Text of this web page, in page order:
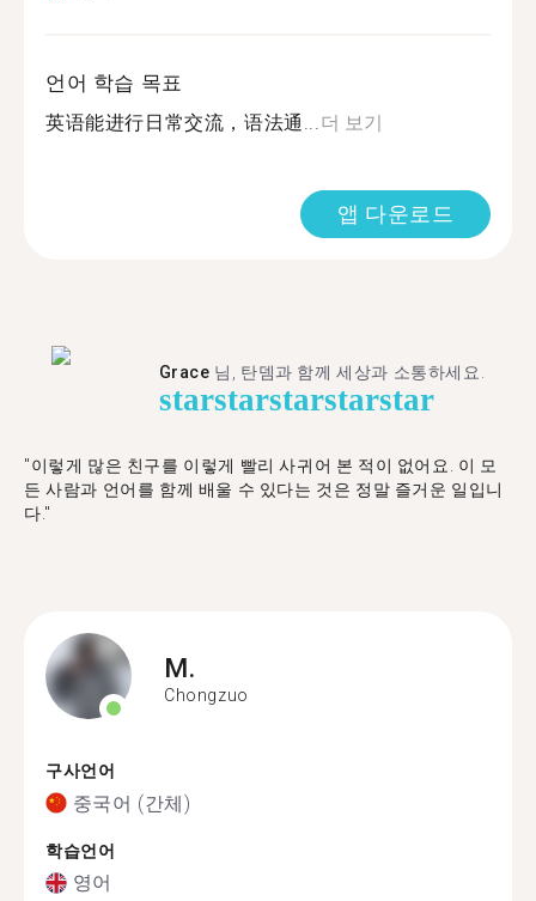
언어 학습 목표
英语能进行日常交流，语法通...더 보기
앱 다운로드
Grace 님, 탄뎀과 함께 세상과 소통하세요.
starstarstarstarstar
"이렇게 많은 친구를 이렇게 빨리 사귀어 본 적이 없어요. 이 모
든 사람과 언어를 함께 배울 수 있다는 것은 정말 즐거운 일입니
다."
M.
Chongzuo
구사언어
중국어 (간체)
학습언어
영어